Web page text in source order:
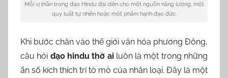
Mỗi vị thần trong đạo Hindu đại diện cho một nguồn năng lượng, một
quy luật tự nhiên hoặc một phẩm hạnh đạo đức.
Khi bước chân vào thế giới văn hóa phương Đông,
câu hỏi đạo hindu thờ ailuôn là một trong những
ẩn số kích thích trí tò mò của nhân loại. Đây là một